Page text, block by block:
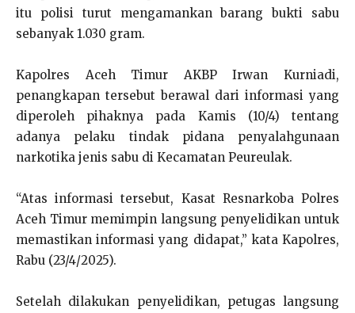
itu polisi turut mengamankan barang bukti sabu
sebanyak 1.030 gram.
Kapolres Aceh Timur AKBP Irwan Kurniadi,
penangkapan tersebut berawal dari informasi yang
diperoleh pihaknya pada Kamis (10/4) tentang
adanya pelaku tindak pidana penyalahgunaan
narkotika jenis sabu di Kecamatan Peureulak.
“Atas informasi tersebut, Kasat Resnarkoba Polres
Aceh Timur memimpin langsung penyelidikan untuk
memastikan informasi yang didapat,” kata Kapolres,
Rabu (23/4/2025).
Setelah dilakukan penyelidikan, petugas langsung